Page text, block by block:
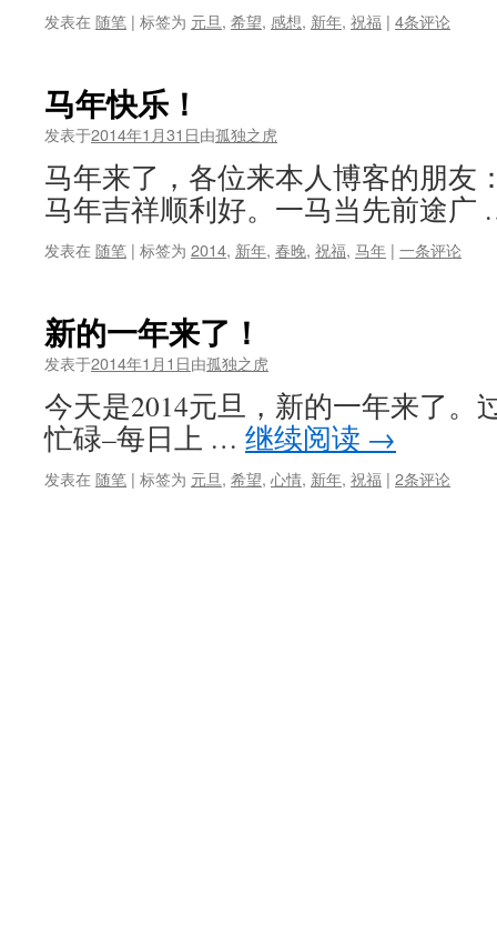
发表在 随笔 | 标签为 元旦, 希望, 感想, 新年, 祝福 | 4条评论
马年快乐！
发表于2014年1月31日由孤独之虎
马年来了，各位来本人博客的朋友
马年吉祥顺利好。一马当先前途
发表在 随笔 | 标签为 2014, 新年, 春晚, 祝福, 马年 | 一条评论
新的一年来了！
发表于2014年1月1日由孤独之虎
今天是2014元旦，新的一年来了。
忙碌–每日上 … 继续阅读 →
发表在 随笔 | 标签为 元旦, 希望, 心情, 新年, 祝福 | 2条评论